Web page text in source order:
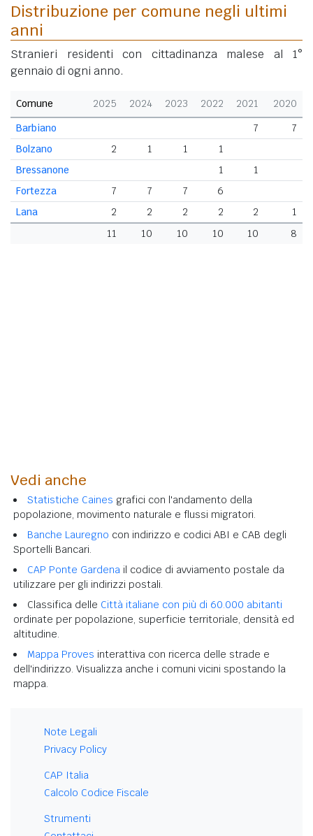
Distribuzione per comune negli ultimi
anni
Stranieri residenti con cittadinanza malese al 1°
gennaio di ogni anno.
Comune 2025 2024 2023 2022 2021
2020
Barbiano
7
7
Bolzano
2 1 1
1
Bressanone
1
1
Fortezza
7 7 7
6
Lana
2 2 2 2 2
1
11
10 10 10 10 8
Vedi anche
Statistiche Caines grafici con l'andamento della
popolazione, movimento naturale e flussi migratori.
Banche Lauregno con indirizzo e codici ABI e CAB degli
Sportelli Bancari.
CAP Ponte Gardena il codice di avviamento postale da
utilizzare per gli indirizzi postali.
Classifica delle Città italiane con più di 60.000 abitanti
ordinate per popolazione, superficie territoriale, densità ed
altitudine.
Mappa Proves interattiva con ricerca delle strade e
dell'indirizzo. Visualizza anche i comuni vicini spostando la
mappa.
Note Legali
Privacy Policy
CAP Italia
Calcolo Codice Fiscale
Strumenti